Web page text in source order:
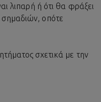
λιπαρή ή ότι θα φράξει
οπότε
σχετικά με την